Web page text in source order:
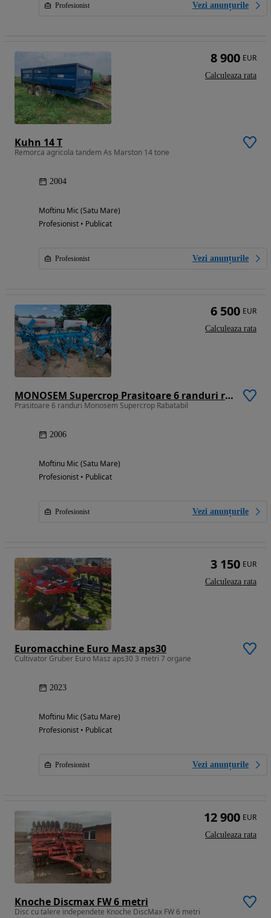
Profesionist Vezi anunțurile
Kuhn 14 T
Remorca agricola tandem As Marston 14 tone
2004
Moftinu Mic (Satu Mare)
Profesionist • Publicat
Profesionist Vezi anunțurile
8 900 EUR
Calculeaza rata
MONOSEM Supercrop Prasitoare 6 randuri rabatabil
Prasitoare 6 randuri Monosem Supercrop Rabatabil
2006
Moftinu Mic (Satu Mare)
Profesionist • Publicat
Profesionist Vezi anunțurile
6 500 EUR
Calculeaza rata
Euromacchine Euro Masz aps30
Cultivator Gruber Euro Masz aps30 3 metri 7 organe
2023
Moftinu Mic (Satu Mare)
Profesionist • Publicat
Profesionist Vezi anunțurile
3 150 EUR
Calculeaza rata
Knoche Discmax FW 6 metri
Disc cu talere independete Knoche DiscMax FW 6 metri
12 900 EUR
Calculeaza rata